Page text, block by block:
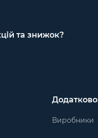
та знижок?
Додатково
Виробники